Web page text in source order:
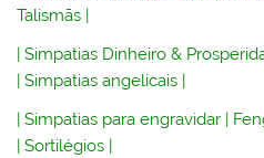
Talismãs |
|Simpatias Dinheiro &
|Simpatias angelicais |
|Simpatias para engravidar |
|Sortilégios |